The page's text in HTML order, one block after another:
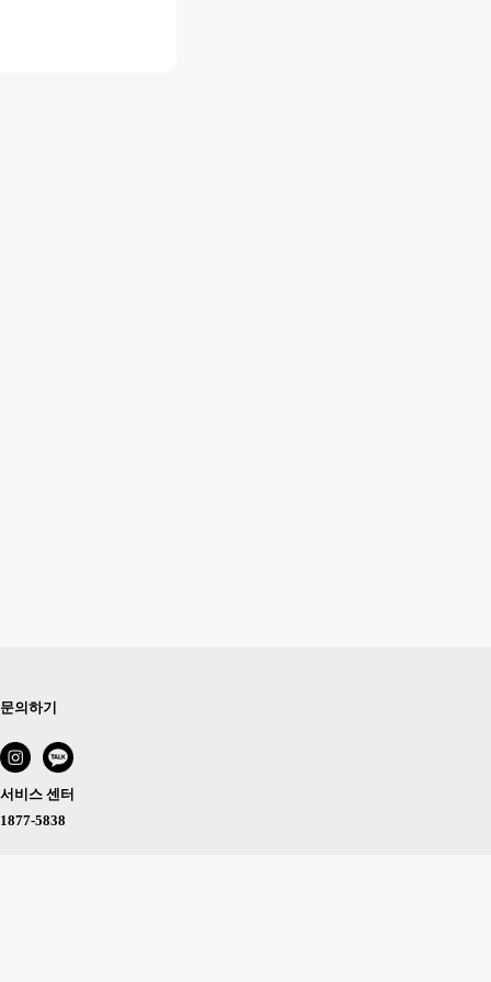
문의하기
서비스 센터
1877-5838